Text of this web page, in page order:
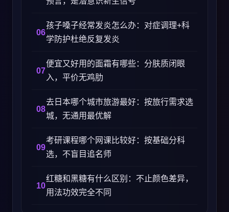
孩子嗓子经常发炎怎么办：对症调理+科
学防护杜绝反复发炎
便宜又好用的面霜有哪些：分肤质闭眼
入，平价无鸡肋
去日本哪个城市旅游最好：按旅行需求选
城，无通用最优解
考研课程哪个网课比较好：按基础分科
选，不盲目追名师
红糖和黑糖有什么区别：不止颜色差异，
用法功效完全不同